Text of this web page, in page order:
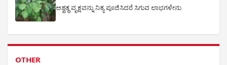
ಅಶ್ವತ್ಥ ವೃಕ್ಷವನ್ನು ನಿತ್ಯ ಪೂಜಿಸಿದರೆ ಸಿಗುವ ಲಾಭಗಳೇನು
OTHER